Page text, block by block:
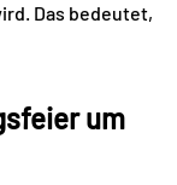
Das bedeutet,
um